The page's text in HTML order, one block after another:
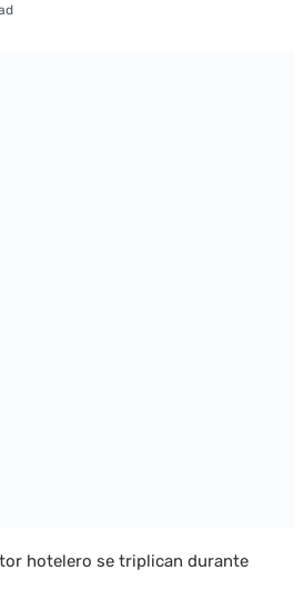
hotelero se triplican durante